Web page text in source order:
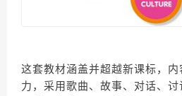
这套教材涵盖并超越新课标，
力，采用歌曲、故事、对话、